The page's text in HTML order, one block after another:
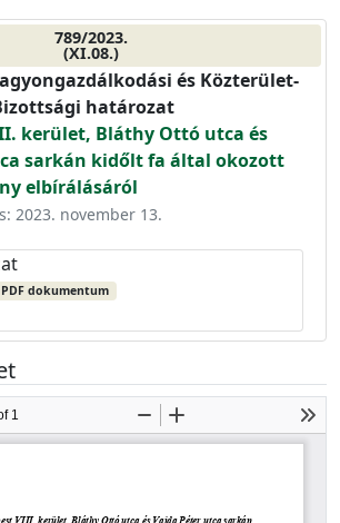
789/2023.
(XI.08.)
és Közterület-
határozat
kerület, Bláthy Ottó utca és
sarkán kidőlt fa által okozott
elbírálásáról
2023. november 13.
PDF dokumentum